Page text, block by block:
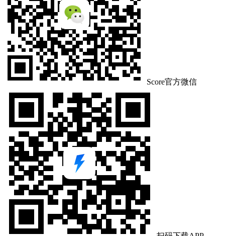
Score官方微信